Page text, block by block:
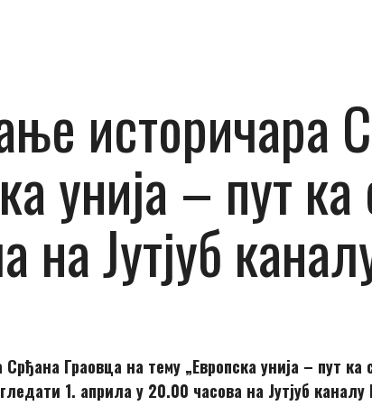
историчара
унија – пут
на Јутјуб
Граовца на тему „Европска унија – пут ка
1. априла у 20.00 часова на Јутјуб